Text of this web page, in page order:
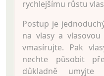
rychlejšímu růstu
Postup je
na vlasy a
vmasírujte. Pak
nechte působit
důkladně umyjte